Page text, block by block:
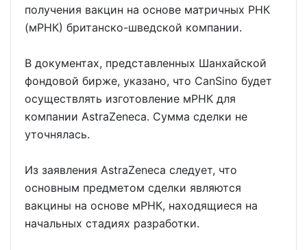
получения вакцин на основе матричных РНК
(мРНК) британско-шведской компании.
В документах, представленных Шанхайской
фондовой бирже, указано, что CanSino будет
осуществлять изготовление мРНК для
компании AstraZeneca. Сумма сделки не
уточнялась.
Из заявления AstraZeneca следует, что
основным предметом сделки являются
вакцины на основе мРНК, находящиеся на
начальных стадиях разработки.